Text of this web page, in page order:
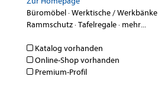
Büromöbel·Werktische / Werkbänke
Rammschutz·Tafelregale· mehr...
Katalog vorhanden
Online-Shop vorhanden
Premium-Profil